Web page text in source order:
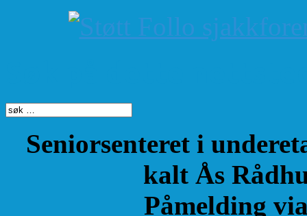
Seniorsenteret i
kalt Ås
Påmelding